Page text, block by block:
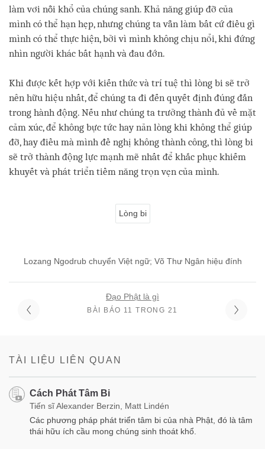
làm vơi nỗi khổ của chúng sanh. Khả năng giúp đỡ của
mình có thể hạn hẹp, nhưng chúng ta vẫn làm bất cứ điều gì
mình có thể thực hiện, bởi vì mình không chịu nổi, khi đứng
nhìn người khác bất hạnh và đau đớn.
Khi được kết hợp với kiến thức và trí tuệ thì lòng bi sẽ trở
nên hữu hiệu nhất, để chúng ta đi đến quyết định đúng đắn
trong hành động. Nếu như chúng ta trưởng thành đủ về mặt
cảm xúc, để không bực tức hay nản lòng khi không thể giúp
đỡ, hay điều mà mình đề nghị không thành công, thì lòng bi
sẽ trở thành động lực mạnh mẽ nhất để khắc phục khiếm
khuyết và phát triển tiềm năng trọn vẹn của mình.
Lòng bi
Lozang Ngodrub chuyển Việt ngữ; Võ Thư Ngân hiệu đính
Đạo Phật là gì
BÀI BÁO 11 TRONG 21
TÀI LIỆU LIÊN QUAN
Cách Phát Tâm Bi
Tiến sĩ Alexander Berzin, Matt Lindén
Các phương pháp phát triển tâm bi của nhà Phật, đó là tâm
thái hữu ích cầu mong chúng sinh thoát khổ.